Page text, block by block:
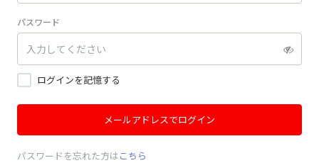
パスワード
ログインを記憶する
メールアドレスでログイン
パスワードを忘れた方はこちら